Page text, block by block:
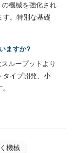
機械を強化され
す。特別な基礎
ますか?
ループットより
タイプ開発、小
機械